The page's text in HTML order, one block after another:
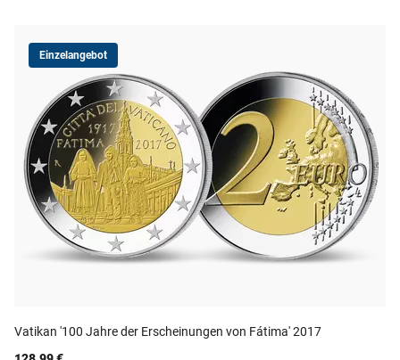
Einzelangebot
Vatikan '100 Jahre der Erscheinungen von Fátima' 2017